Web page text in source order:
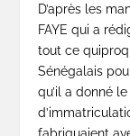
D’après les
FAYE qui a
tout ce
Sénégalais
qu’il a donné